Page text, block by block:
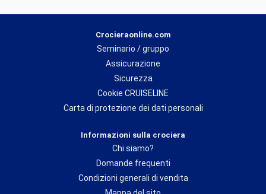
Crocieraonline.com
Seminario / gruppo
Assicurazione
Sicurezza
Cookie CRUISELINE
Carta di protezione dei dati personali
Informazioni sulla crociera
Chi siamo?
Domande frequenti
Condizioni generali di vendita